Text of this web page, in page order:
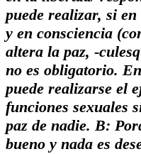
puede realizar, si
y en consciencia
altera la paz, -
no es obligatorio.
puede realizarse el
funciones sexuales
paz de nadie.B:
bueno y nada es